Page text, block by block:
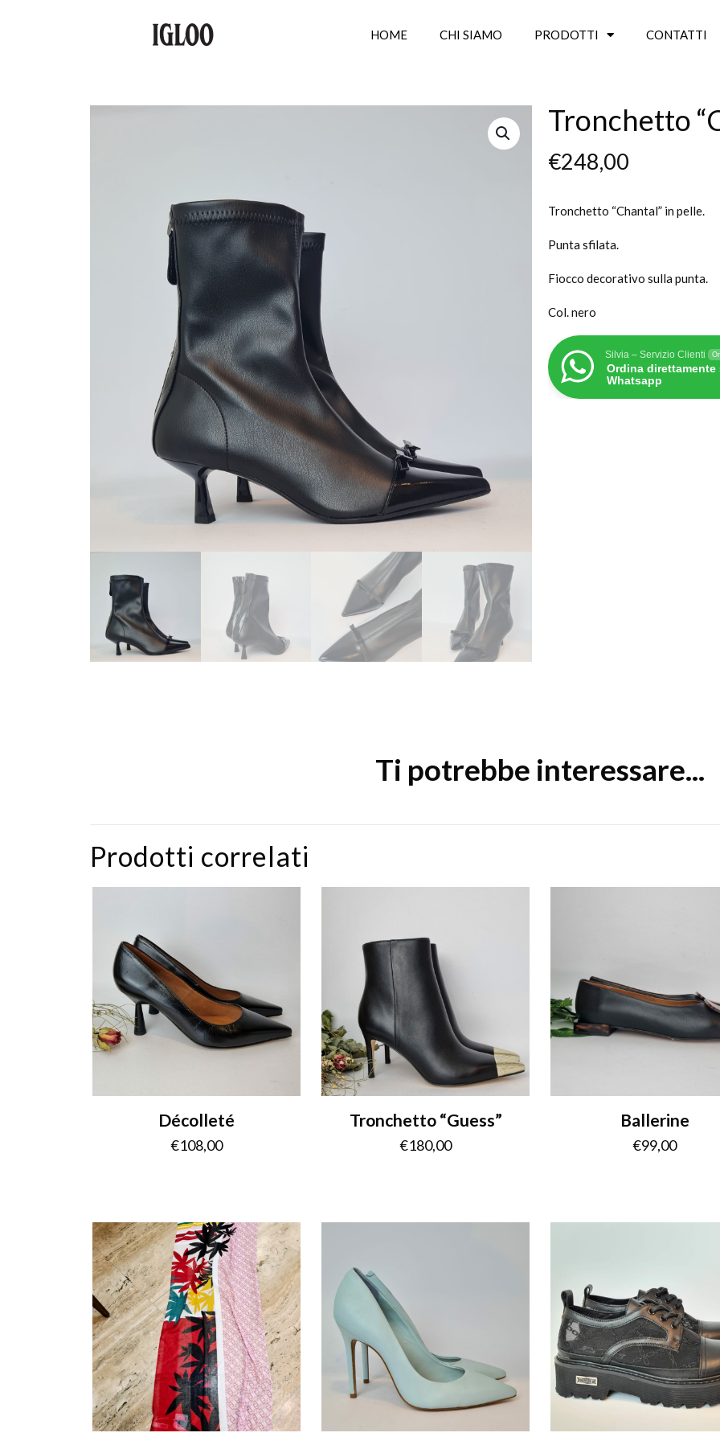
HOME CHI SIAMO PRODOTTI CONTATTI
Tronchetto
€248,00
Tronchetto “Chantal” in pelle.
Punta sfilata.
Fiocco decorativo sulla punta.
Col. nero
Silvia – Servizio Clienti
Ordina direttamente
Whatsapp
Ti potrebbe interessare...
Prodotti correlati
Décolleté
€108,00
Tronchetto “Guess”
€180,00
Ballerine
€99,00